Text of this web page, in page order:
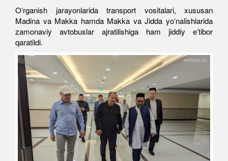
Oʻrganish jarayonlarida transport vositalari, xususan
Madina va Makka hamda Makka va Jidda yoʻnalishlarida
zamonaviy avtobuslar ajratilishiga ham jiddiy eʼtibor
qaratildi.